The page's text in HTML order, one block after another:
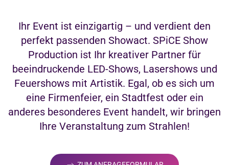
Ihr Event ist einzigartig – und verdient den
perfekt passenden Showact. SPiCE Show
Production ist Ihr kreativer Partner für
beeindruckende LED-Shows, Lasershows und
Feuershows mit Artistik. Egal, ob es sich um
eine Firmenfeier, ein Stadtfest oder ein
anderes besonderes Event handelt, wir bringen
Ihre Veranstaltung zum Strahlen!